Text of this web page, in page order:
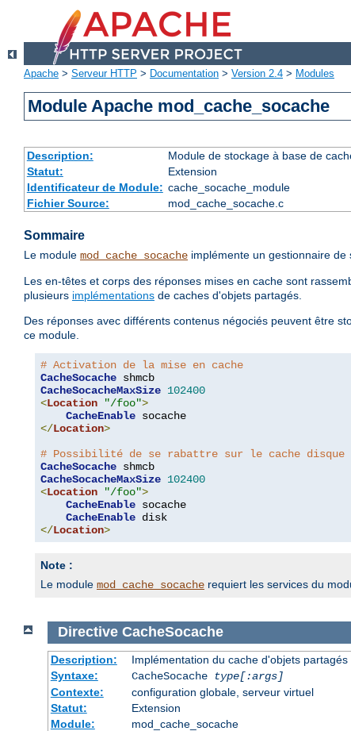
Apache > Serveur HTTP > Documentation > Version 2.4 > Modules
Module Apache mod_cache_socache
Description:
Module de stockage à base de
Statut:
Extension
Identificateur de Module: cache_socache_module
Fichier Source:
mod_cache_socache.c
Sommaire
Le module mod_cache_socache implémente un gestionnaire
Les en-têtes et corps des réponses mises en cache sont
plusieurs implémentations de caches d'objets partagés.
Des réponses avec différents contenus négociés peuvent être
ce module.
# Activation de la mise en cache
CacheSocache
CacheSocacheMaxSize 102400
<Location "/foo">
CacheEnable
</Location>
# Possibilité de se rabattre sur le cache disque
CacheSocache
CacheSocacheMaxSize 102400
<Location "/foo">
CacheEnable socache
CacheEnable
</Location>
Note :
Le module mod_cache_socache requiert les services du
Directive CacheSocache
Description:
Implémentation du cache d'objets partagés
Syntaxe:
CacheSocache
type[:args]
Contexte:
configuration globale, serveur virtuel
Statut:
Extension
Module:
mod_cache_socache